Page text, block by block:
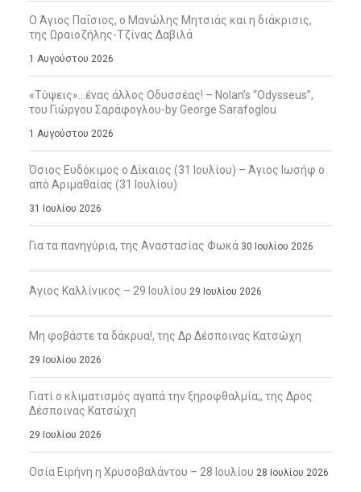
Ο Άγιος Παΐσιος, ο Μανώλης Μητσιάς και η διάκρισις,
της Ωραιοζήλης-Τζίνας Δαβιλά
1 Αυγούστου 2026
«Τύψεις»…ένας άλλος Οδυσσέας! – Nolan’s “Odysseus”,
του Γιώργου Σαράφογλου-by George Sarafoglou
1 Αυγούστου 2026
Όσιος Ευδόκιμος ο Δίκαιος (31 Ιουλίου) – Άγιος Ιωσήφ ο
από Αριμαθαίας (31 Ιουλίου)
31 Ιουλίου 2026
Για τα πανηγύρια, της Αναστασίας Φωκά 30 Ιουλίου 2026
Άγιος Καλλίνικος – 29 Ιουλίου 29 Ιουλίου 2026
Μη φοβάστε τα δάκρυα!, της Δρ Δέσποινας Κατσώχη
29 Ιουλίου 2026
Γιατί ο κλιματισμός αγαπά την ξηροφθαλμία;, της Δρος
Δέσποινας Κατσώχη
29 Ιουλίου 2026
Οσία Ειρήνη η Χρυσοβαλάντου – 28 Ιουλίου 28 Ιουλίου 2026